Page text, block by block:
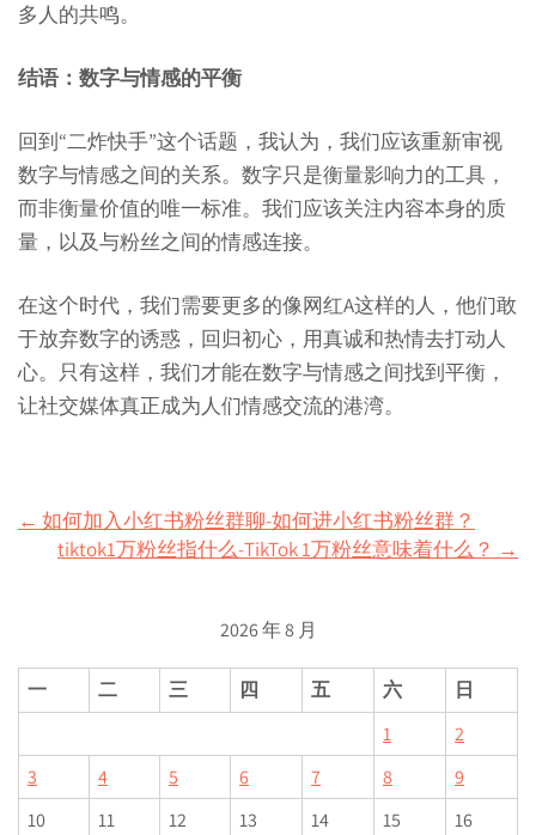
多人的共鸣。
结语：数字与情感的平衡
回到“二炸快手”这个话题，我认为，我们应该重新审视
数字与情感之间的关系。数字只是衡量影响力的工具，
而非衡量价值的唯一标准。我们应该关注内容本身的质
量，以及与粉丝之间的情感连接。
在这个时代，我们需要更多的像网红A这样的人，他们敢
于放弃数字的诱惑，回归初心，用真诚和热情去打动人
心。只有这样，我们才能在数字与情感之间找到平衡，
让社交媒体真正成为人们情感交流的港湾。
Post
navigation
← 如何加入小红书粉丝群聊-如何进小红书粉丝群？
tiktok1万粉丝指什么-TikTok 1万粉丝意味着什么？ →
2026 年 8 月
一 二 三 四 五 六
日
1
2
3
4 5 6 7 8
9
10
11 12 13 14 15
16